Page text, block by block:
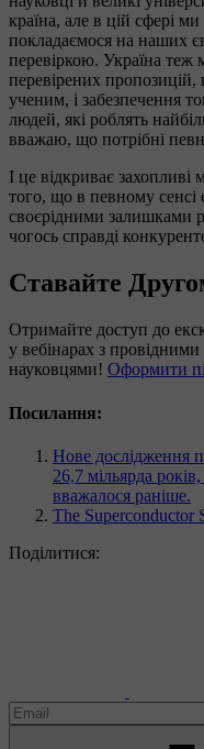
країна, але в цій сфері
покладаємося на наших
перевіркою. Україна теж
перевірених
ученим, і забезпечення
людей, які роблять
вважаю, що потрібні
І це відкриває захопливі
того, що в певному сенсі
своєрідними залишками
чогось справді
Ставайте
Отримайте доступ до
у вебінарах з
науковцями! Оформити
Посилання:
Нове дослідження
26,7 мільярда
вважалося раніше.
The Superconductor
Поділитися: